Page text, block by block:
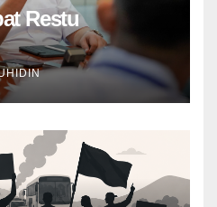
Restu